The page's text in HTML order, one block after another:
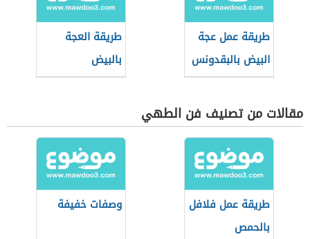
طريقة عمل عجة
البيض بالبقدونس
طريقة العجة
بالبيض
مقالات من تصنيف فن الطهي
طريقة عمل فلافل
بالحمص
وصفات خفيفة